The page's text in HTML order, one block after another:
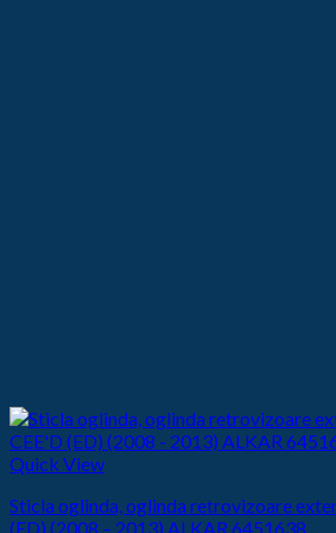
Quick View
Sticla oglinda, oglinda retrovizoare
(ED) (2008 – 2013) ALKAR 6451638